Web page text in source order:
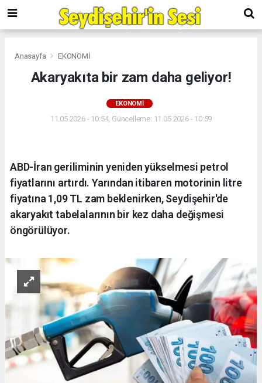
Anasayfa EKONOMİ
Akaryakıta bir zam daha geliyor!
EKONOMİ
11.05.2026 - 10:54, Güncelleme: 11.05.2026 - 10:59
ABD-İran geriliminin yeniden yükselmesi petrol
fiyatlarını artırdı. Yarından itibaren motorinin litre
fiyatına 1,09 TL zam beklenirken, Seydişehir'de
akaryakıt tabelalarının bir kez daha değişmesi
öngörülüyor.